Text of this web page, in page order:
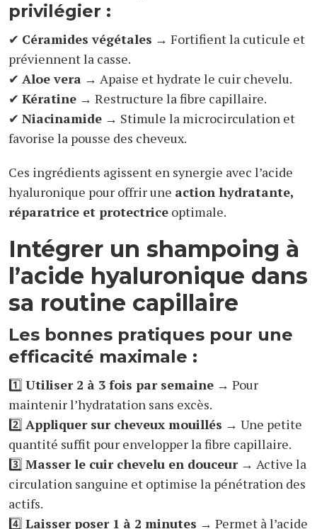
privilégier :
✔ Céramides végétales → Fortifient la cuticule et
préviennent la casse.
✔ Aloe vera → Apaise et hydrate le cuir chevelu.
✔ Kératine → Restructure la fibre capillaire.
✔ Niacinamide → Stimule la microcirculation et
favorise la pousse des cheveux.
Ces ingrédients agissent en synergie avec l’acide
hyaluronique pour offrir une action hydratante,
réparatrice et protectrice optimale.
Intégrer un shampoing à
l’acide hyaluronique dans
sa routine capillaire
Les bonnes pratiques pour une
efficacité maximale :
1️⃣ Utiliser 2 à 3 fois par semaine → Pour
maintenir l’hydratation sans excès.
2️⃣ Appliquer sur cheveux mouillés → Une petite
quantité suffit pour envelopper la fibre capillaire.
3️⃣ Masser le cuir chevelu en douceur→ Active la
circulation sanguine et optimise la pénétration des
actifs.
4️⃣ Laisser poser 1 à 2 minutes → Permet à l’acide